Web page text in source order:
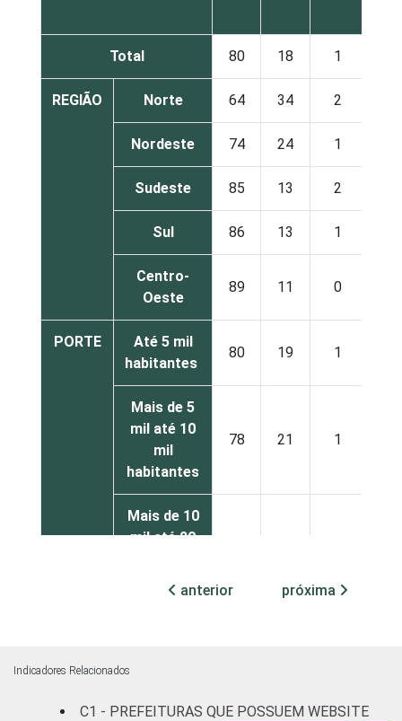
Total 80 18 1
REGIÃO Norte 64 34 2
Nordeste 74 24 1
Sudeste 85 13 2
Sul 86 13 1
Centro-
Oeste
89 11 0
PORTE
Até 5 mil
habitantes
80 19 1
Mais de 5
mil até 10
mil
habitantes
78 21 1
Mais de 10
mil até 20
habitantes
anterior próxima
Indicadores Relacionados
C1 - PREFEITURAS QUE POSSUEM WEBSITE